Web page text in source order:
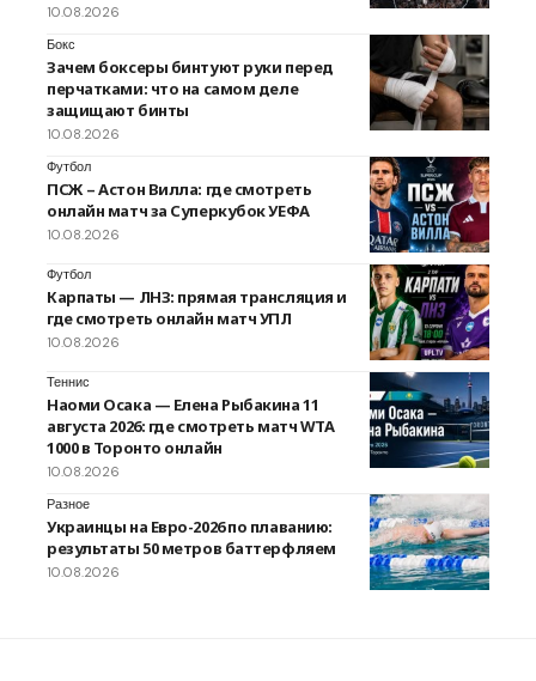
10.08.2026
Бокс
Зачем боксеры бинтуют руки перед
перчатками: что на самом деле
защищают бинты
10.08.2026
Футбол
ПСЖ – Астон Вилла: где смотреть
онлайн матч за Суперкубок УЕФА
10.08.2026
Футбол
Карпаты — ЛНЗ: прямая трансляция и
где смотреть онлайн матч УПЛ
10.08.2026
Теннис
Наоми Осака — Елена Рыбакина 11
августа 2026: где смотреть матч WTA
1000 в Торонто онлайн
10.08.2026
Разное
Украинцы на Евро-2026 по плаванию:
результаты 50 метров баттерфляем
10.08.2026